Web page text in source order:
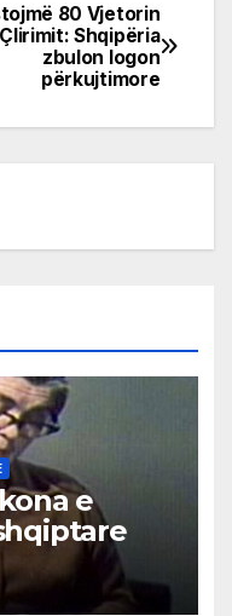
80 Vjetorin
Shqipëria
zbulon logon
përkujtimore
e